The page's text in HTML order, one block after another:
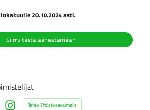
20.10.2024 asti.
Siirry tästä äänestämään!
Tehty Yhdistysavaimella